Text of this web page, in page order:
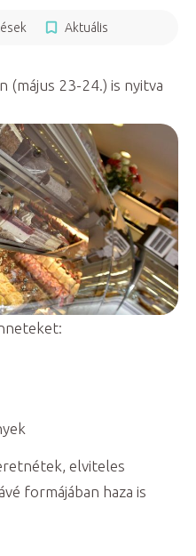
Aktuális
(május 23-24.) is nyitva
elviteles
formájában haza is